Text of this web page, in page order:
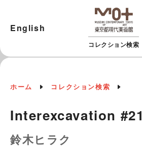
コレクション検索
English
ホーム コレクション検索
Interexcavation #21
鈴木ヒラク